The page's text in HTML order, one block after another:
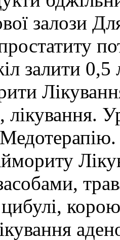
залози
залити 0,5
лікування.
корою